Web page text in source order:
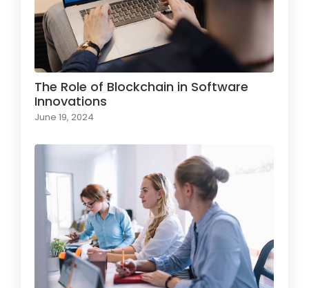
The Role of Blockchain in Software
Innovations
June 19, 2024